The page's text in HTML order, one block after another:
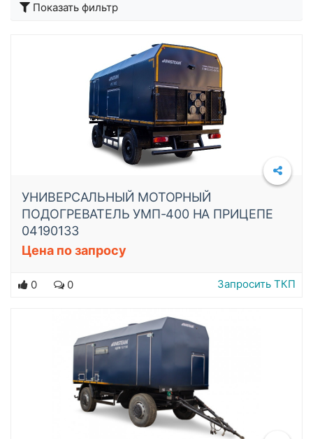
Показать фильтр
УНИВЕРСАЛЬНЫЙ МОТОРНЫЙ
ПОДОГРЕВАТЕЛЬ УМП-400 НА ПРИЦЕПЕ
04190133
Цена по запросу
0 0 Запросить ТКП